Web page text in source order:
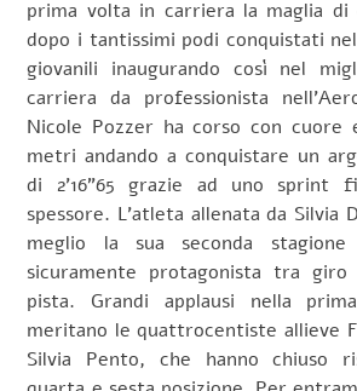
prima volta in carriera la maglia di
dopo i tantissimi podi conquistati
giovanili inaugurando così nel
carriera da professionista
Nicole Pozzer ha corso con cuore
metri andando a conquistare un
di 2’16”65 grazie ad uno sprint
spessore. L’atleta allenata da Silvia
meglio la sua seconda
sicuramente protagonista tra
pista. Grandi applausi nella
meritano le quattrocentiste allieve
Silvia Pento, che hanno chiuso